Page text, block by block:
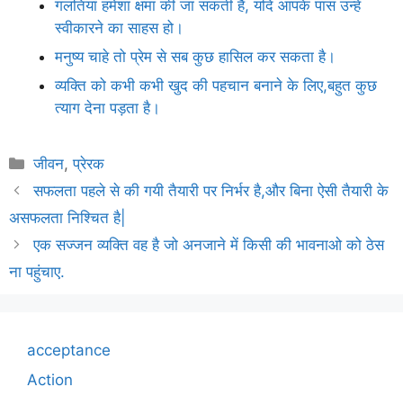
गलतियां हमेशा क्षमा की जा सकती हैं, यदि आपके पास उन्हें
स्वीकारने का साहस हो।
मनुष्य चाहे तो प्रेम से सब कुछ हासिल कर सकता है।
व्यक्ति को कभी कभी खुद की पहचान बनाने के लिए,बहुत कुछ
त्याग देना पड़ता है।
Categories
जीवन,प्रेरक
सफलता पहले से की गयी तैयारी पर निर्भर है,और बिना ऐसी तैयारी के
असफलता निश्चित है|
एक सज्जन व्यक्ति वह है जो अनजाने में किसी की भावनाओ को ठेस
ना पहुंचाए.
acceptance
Action